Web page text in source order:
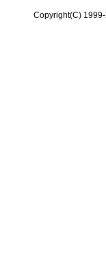
Copyright(C)